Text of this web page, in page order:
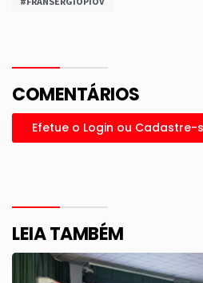
COMENTÁRIOS
Efetue o Login ou
LEIA TAMBÉM